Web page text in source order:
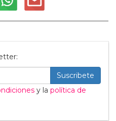
Suscribete
y la política de